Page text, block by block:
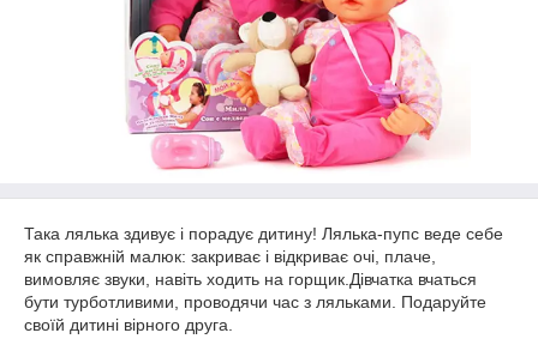
Така лялька здивує і порадує дитину! Лялька-пупс веде себе
як справжній малюк: закриває і відкриває очі, плаче,
вимовляє звуки, навіть ходить на горщик.Дівчатка вчаться
бути турботливими, проводячи час з ляльками. Подаруйте
своїй дитині вірного друга.